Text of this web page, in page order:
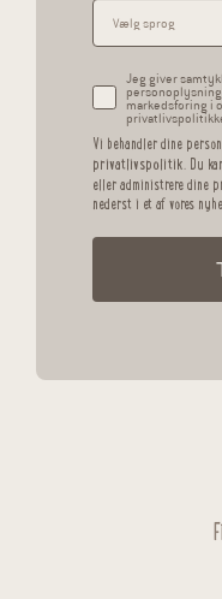
Jeg giver
markedsføring i
Vi behandler dine
privatlivspolitik. Du
eller administrere dine
nederst i et af vores